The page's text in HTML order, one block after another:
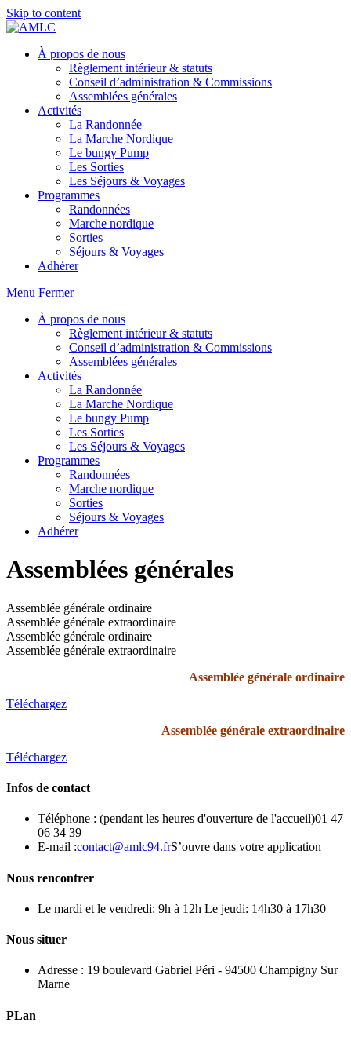
Skip to content
À propos de nous
Règlement intérieur & statuts
Conseil d’administration & Commissions
Assemblées générales
Activités
La Randonnée
La Marche Nordique
Le bungy Pump
Les Sorties
Les Séjours & Voyages
Programmes
Randonnées
Marche nordique
Sorties
Séjours & Voyages
Adhérer
Menu Fermer
À propos de nous
Règlement intérieur & statuts
Conseil d’administration & Commissions
Assemblées générales
Activités
La Randonnée
La Marche Nordique
Le bungy Pump
Les Sorties
Les Séjours & Voyages
Programmes
Randonnées
Marche nordique
Sorties
Séjours & Voyages
Adhérer
Assemblées générales
Assemblée générale ordinaire
Assemblée générale extraordinaire
Assemblée générale ordinaire
Assemblée générale extraordinaire
Assemblée générale ordinaire
Téléchargez
Assemblée générale extraordinaire
Téléchargez
Infos de contact
Téléphone : (pendant les heures d'ouverture de l'accueil)01 47
06 34 39
E-mail :contact@amlc94.frS’ouvre dans votre application
Nous rencontrer
Le mardi et le vendredi: 9h à 12h Le jeudi: 14h30 à 17h30
Nous situer
Adresse : 19 boulevard Gabriel Péri - 94500 Champigny Sur
Marne
PLan